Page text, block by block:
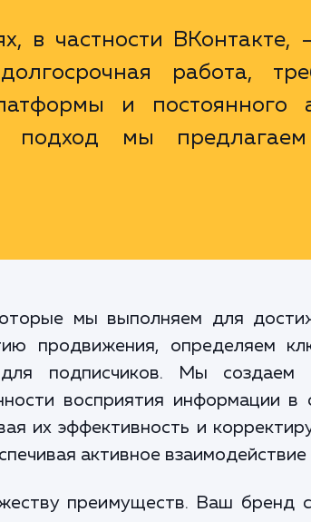
в частности ВКонтакте,
работа,
и постоянного
подход мы
мы выполняем для
продвижения, определяем
подписчиков. Мы создаем
восприятия информации
их эффективность и
активное
преимуществ. Ваш бренд